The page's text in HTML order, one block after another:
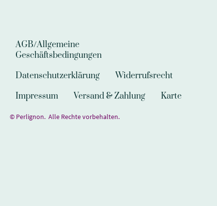
AGB/Allgemeine
Geschäftsbedingungen
Datenschutzerklärung
Widerrufsrecht
Impressum
Versand & Zahlung Karte
© Perlignon. Alle Rechte vorbehalten.